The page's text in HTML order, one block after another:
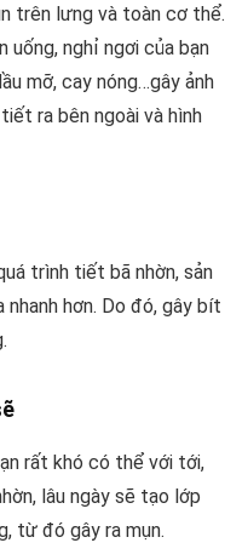
trên lưng và toàn cơ thể.
uống, nghỉ ngơi của bạn
mỡ, cay nóng…gây ảnh
ra bên ngoài và hình
trình tiết bã nhờn, sản
hơn. Do đó, gây bít
rất khó có thể với tới,
lâu ngày sẽ tạo lớp
từ đó gây ra mụn.